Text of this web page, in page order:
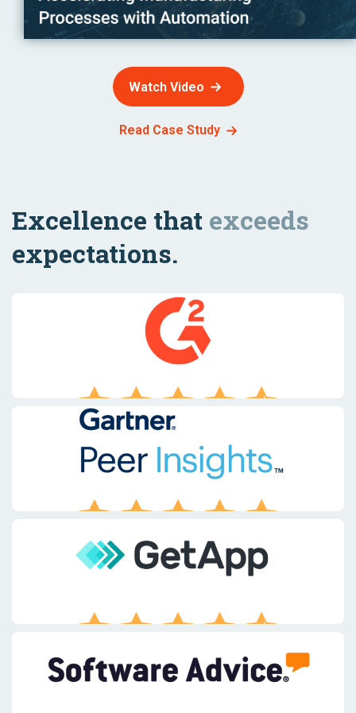
Watch Video
Read Case Study
Excellence that exceeds
expectations.